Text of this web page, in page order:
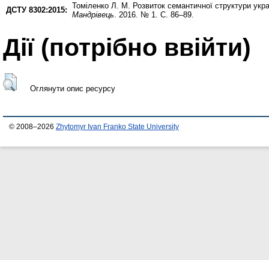
ДСТУ 8302:2015: Томіленко Л. М.
Розвиток семантичної структури
Мандрівець . 2016. № 1. С. 86–89.
Дії ​​(потрібно ввійти)
Оглянути опис ресурсу
© 2008–2026 Zhytomyr Ivan Franko State University